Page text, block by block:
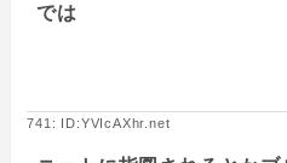
では
741: ID:YVIcAXhr.net